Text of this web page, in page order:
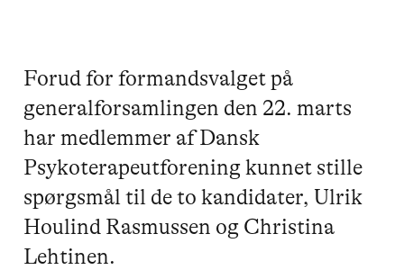
Forud for formandsvalget på
generalforsamlingen den 22. marts
har medlemmer af Dansk
Psykoterapeutforening kunnet stille
spørgsmål til de to kandidater, Ulrik
Houlind Rasmussen og Christina
Lehtinen.